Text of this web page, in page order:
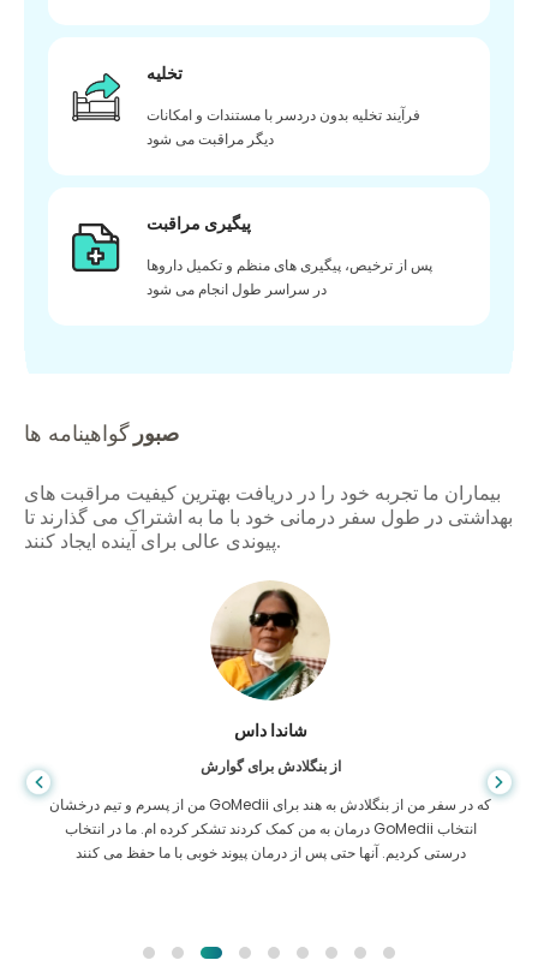
تخلیه
فرآیند تخلیه بدون دردسر با مستندات و امکانات
دیگر مراقبت می شود
پیگیری مراقبت
پس از ترخیص، پیگیری های منظم و تکمیل داروها
در سراسر طول انجام می شود
صبور گواهینامه ها
بیماران ما تجربه خود را در دریافت بهترین کیفیت مراقبت های
بهداشتی در طول سفر درمانی خود با ما به اشتراک می گذارند تا
پیوندی عالی برای آینده ایجاد کنند.
شاندا داس
از بنگلادش برای گوارش
من از پسرم و تیم درخشان GoMedii که در سفر من از بنگلادش به هند برای
درمان به من کمک کردند تشکر کرده ام. ما در انتخاب GoMedii انتخاب
درستی کردیم. آنها حتی پس از درمان پیوند خوبی با ما حفظ می کنند